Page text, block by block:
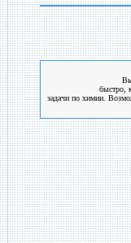
быстро,
задачи по химии.